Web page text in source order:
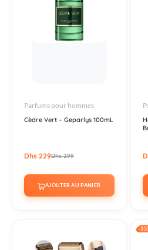
Parfums pour hommes
Cèdre Vert – Geparlys 100mL
Dhs 229Dhs 299
AJOUTER AU PANIER
-